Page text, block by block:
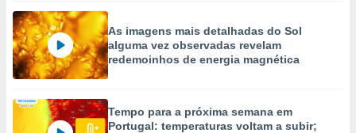
As imagens mais detalhadas do Sol
alguma vez observadas revelam
redemoinhos de energia magnética
Tempo para a próxima semana em
Portugal: temperaturas voltam a subir;